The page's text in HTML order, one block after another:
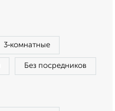
3‑комнатные
Без посредников